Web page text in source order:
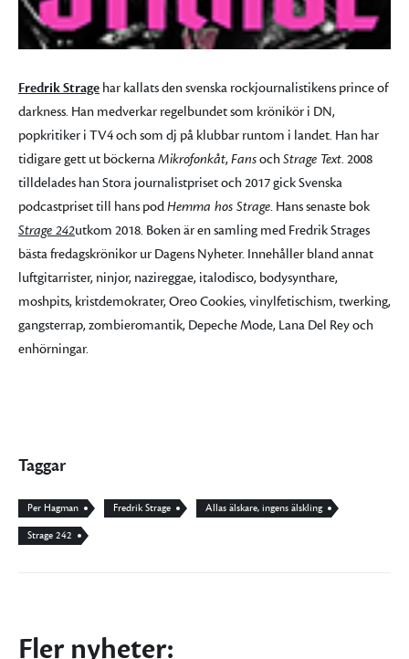
Fredrik Strage har kallats den svenska rockjournalistikens prince of
darkness. Han medverkar regelbundet som krönikör i DN,
popkritiker i TV4 och som dj på klubbar runtom i landet. Han har
tidigare gett ut böckernaMikrofonkåt, FansochStrage Text. 2008
tilldelades han Stora journalistpriset och 2017 gick Svenska
podcastpriset till hans podHemma hos Strage. Hans senaste bok
Strage 242utkom 2018. Boken är en samling med Fredrik Strages
bästa fredagskrönikor ur Dagens Nyheter. Innehåller bland annat
luftgitarrister, ninjor, nazireggae, italodisco, bodysynthare,
moshpits, kristdemokrater, Oreo Cookies, vinylfetischism, twerking,
gangsterrap, zombieromantik, Depeche Mode, Lana Del Rey och
enhörningar.
Taggar
Per Hagman Fredrik Strage
Allas älskare, ingens älskling
Strage 242
Fler nyheter: